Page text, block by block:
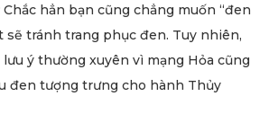
Chắc hẳn bạn cũng chẳng muốn “đen
sẽ tránh trang phục đen. Tuy nhiên,
ý thường xuyên vì mạng Hỏa cũng
đen tượng trưng cho hành Thủy